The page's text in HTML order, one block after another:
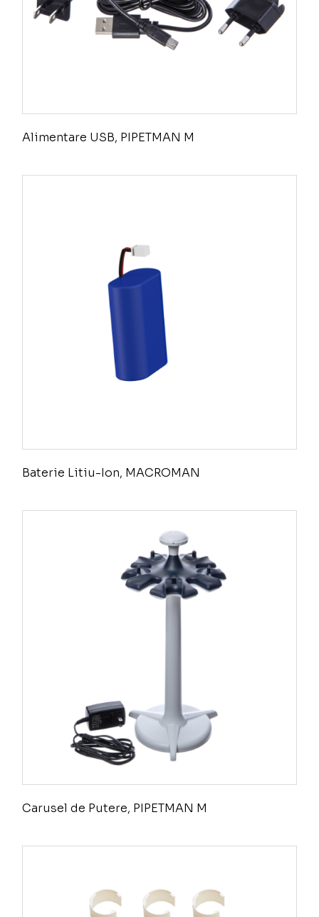
Alimentare USB, PIPETMAN M
Baterie Litiu-Ion, MACROMAN
Carusel de Putere, PIPETMAN M